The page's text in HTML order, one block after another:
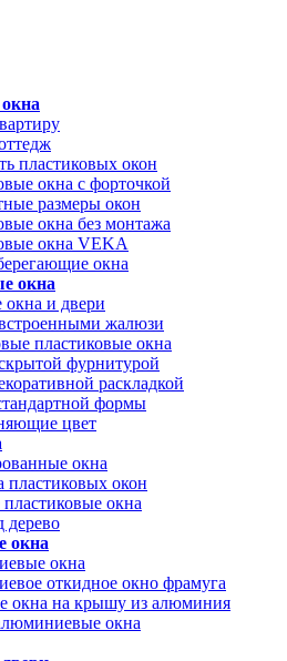
пластиковых окон
окна с форточкой
размеры окон
окна без монтажа
окна VEKA
окна
окна
и двери
жалюзи
пластиковые окна
фурнитурой
раскладкой
формы
цвет
окна
пластиковых окон
окна
дерево
окна
окна
откидное окно фрамуга
окна на крышу из алюминия
окна